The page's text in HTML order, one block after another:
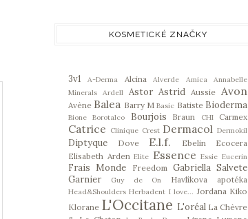
KOSMETICKÉ ZNAČKY
3v1 A-Derma Alcina Alverde Amica
Annabelle
Minerals
Ardell Astor Astrid Aussie Avon
Avène Balea Barry M Basic Batiste Bioderma
Bione Borotalco Bourjois Braun CHI Carmex
Catrice Clinique Crest Dermacol Dermokil
Diptyque Dove E.l.f. Ebelin
Ecocera
Elisabeth Arden Elite Essence Essie Eucerin
Frais Monde Freedom Gabriella Salvete
Garnier
Guy de On Havlíkova apotéka
Head&Shoulders Herbadent I love... Jordana Kiko
Klorane L'Occitane L'oréal La Chèvre